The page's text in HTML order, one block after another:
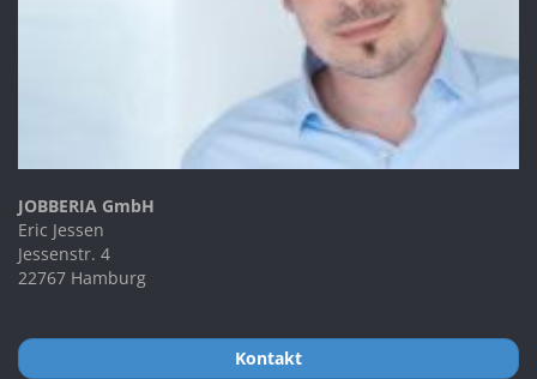
JOBBERIA GmbH
Eric Jessen
Jessenstr. 4
22767 Hamburg
Kontakt